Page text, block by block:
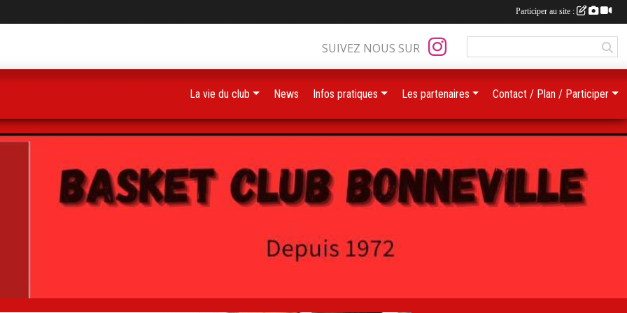
SUIVEZ NOUS SUR
La vie du club News Infos pratiques Les partenaires Contact / Plan / Participer
Participer au site :